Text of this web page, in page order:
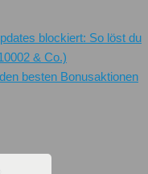
blockiert: So löst du
& Co.)
besten Bonusaktionen